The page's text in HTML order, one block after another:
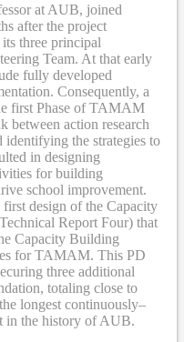
at AUB, joined
after the project
three principal
Team. At that early
fully developed
Consequently, a
first Phase of TAMAM
between action research
identifying the strategies to
in designing
for building
school improvement.
first design of the Capacity
Report Four) that
Capacity Building
for TAMAM. This PD
three additional
, totaling close to
longest continuously–
in the history of AUB.